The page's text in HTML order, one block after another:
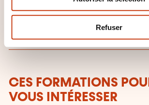
n
Refuser
formation: LLTI
CES FORMATIONS
VOUS INTÉRESSER